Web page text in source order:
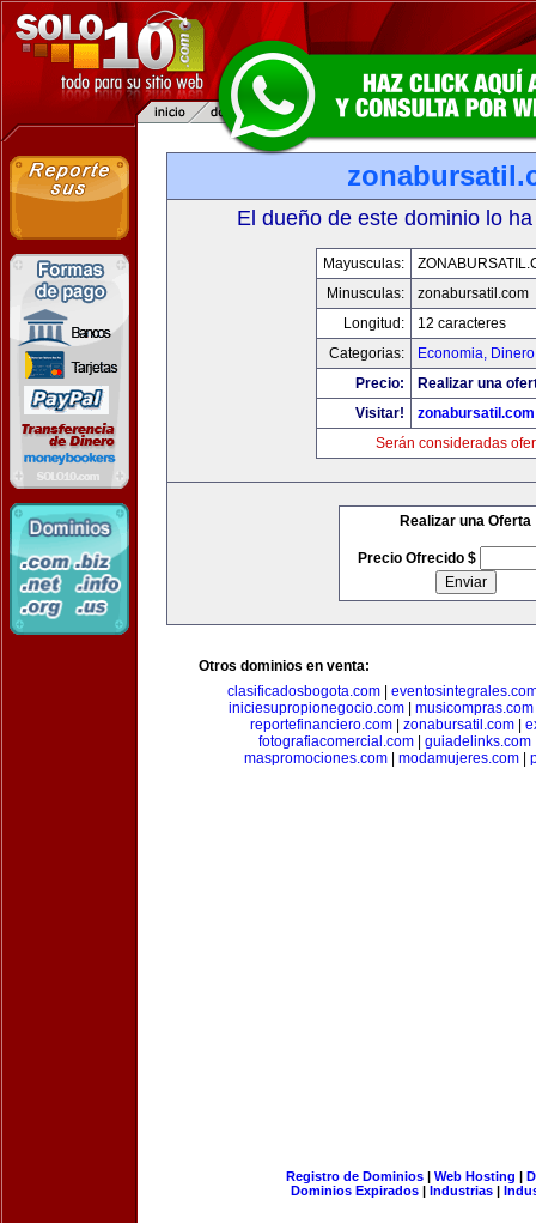
El dueño de este dominio lo
Mayusculas:
Minusculas:
zonabursatil.com
Longitud:
12 caracteres
Categorias:
Economia,
Precio:
Realizar una
Visitar!
zonabursatil.com
Serán consideradas
Realizar una Oferta
Precio Ofrecido $
Otros dominios en venta:
clasificadosbogota.com
iniciesupropionegocio.com
musicompras.com
reportefinanciero.com| zonabursatil.com|
fotografiacomercial.com
guiadelinks.com
maspromociones.com
modamujeres.com
Registro de Dominios| Web Hosting |
Dominios Expirados | Industrias |